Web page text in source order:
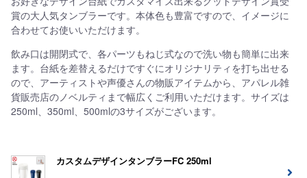
賞の大人気タンブラーです。本体色も豊富ですので、イメージに
合わせてお使いいただけます。
飲み口は開閉式で、各パーツもねじ式なので洗い物も簡単に出来
ます。台紙を差替えるだけですぐにオリジナリティを打ち出せる
ので、アーティストや声優さんの物販アイテムから、アパレル雑
貨販売店のノベルティまで幅広くご利用いただけます。サイズは
250ml、350ml、500mlの3サイズがございます。
カスタムデザインタンブラーFC 250ml